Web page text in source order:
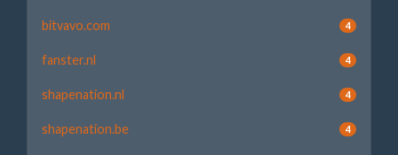
bitvavo.com 4
fanster.nl 4
shapenation.nl 4
shapenation.be 4